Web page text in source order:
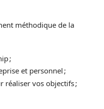
méthodique de la
;
et personnel ;
réaliser vos objectifs ;